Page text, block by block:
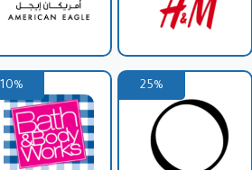
25%
10%